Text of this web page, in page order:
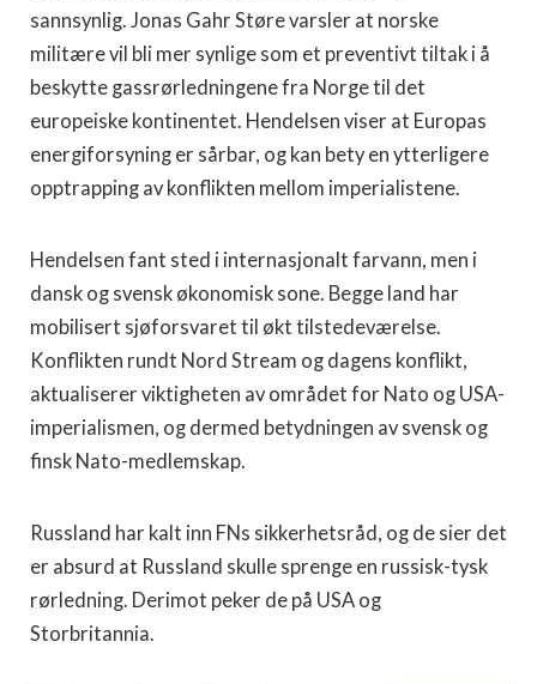
sannsynlig. Jonas Gahr Støre varsler at norske
militære vil bli mer synlige som et preventivt tiltak i å
beskytte gassrørledningene fra Norge til det
europeiske kontinentet. Hendelsen viser at Europas
energiforsyning er sårbar, og kan bety en ytterligere
opptrapping av konflikten mellom imperialistene.
Hendelsen fant sted i internasjonalt farvann, men i
dansk og svensk økonomisk sone. Begge land har
mobilisert sjøforsvaret til økt tilstedeværelse.
Konflikten rundt Nord Stream og dagens konflikt,
aktualiserer viktigheten av området for Nato og USA-
imperialismen, og dermed betydningen av svensk og
finsk Nato-medlemskap.
Russland har kalt inn FNs sikkerhetsråd, og de sier det
er absurd at Russland skulle sprenge en russisk-tysk
rørledning. Derimot peker de på USA og
Storbritannia.